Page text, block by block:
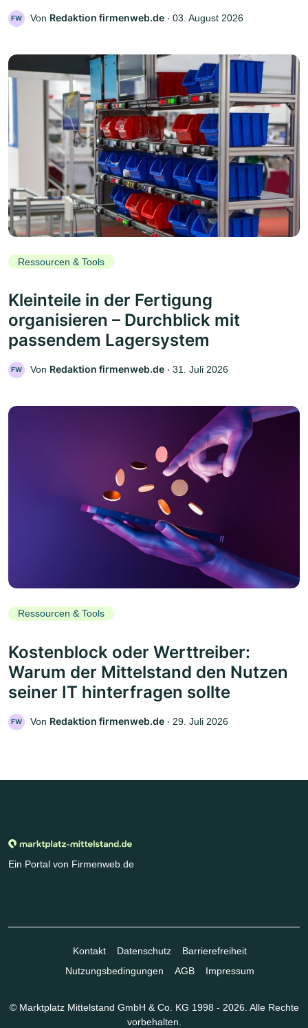
FW Von Redaktion firmenweb.de ‧ 03. August 2026
Ressourcen & Tools
Kleinteile in der Fertigung
organisieren – Durchblick mit
passendem Lagersystem
FW Von Redaktion firmenweb.de ‧ 31. Juli 2026
Ressourcen & Tools
Kostenblock oder Werttreiber:
Warum der Mittelstand den Nutzen
seiner IT hinterfragen sollte
FW Von Redaktion firmenweb.de ‧ 29. Juli 2026
Ein Portal von Firmenweb.de
Kontakt Datenschutz
Barrierefreiheit
Nutzungsbedingungen
AGB Impressum
© Marktplatz Mittelstand GmbH & Co. KG 1998 - 2026. Alle Rechte
vorbehalten.